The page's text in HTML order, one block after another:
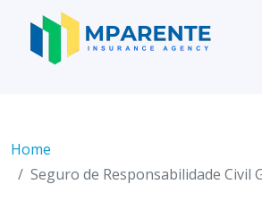
Home
Seguro de Responsabilidade Civil